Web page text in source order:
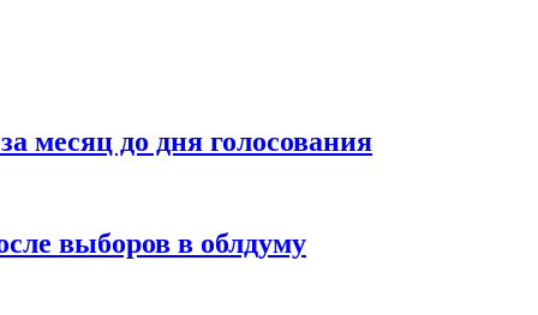
месяц до дня голосования
выборов в облдуму